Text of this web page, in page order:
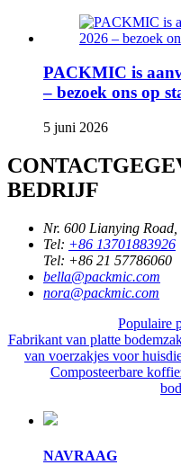
PACKMIC is
– bezoek ons ​​op
5 juni 2026
BEDRIJF
Nr. 600 Lianying
Tel: +86 13701883926
Tel: +86 21 57786060
bella@packmic.com
nora@packmic.com
Populaire
Fabrikant van platte
van voerzakjes voor
Composteerbare
NAVRAAG